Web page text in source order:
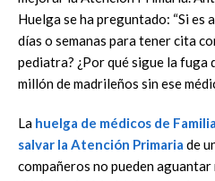
Huelga se ha preguntado: “Si es
días o semanas paratener cita
pediatra? ¿Por qué sigue la fuga
millón de madrileños sin ese
La huelga de médicos de
salvar la Atención Primaria de
compañeros no pueden aguantar